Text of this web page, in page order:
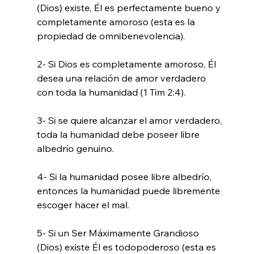
(Dios) existe, Él es perfectamente bueno y
completamente amoroso (esta es la
propiedad de omnibenevolencia).
2- Si Dios es completamente amoroso, Él
desea una relación de amor verdadero
con toda la humanidad (1 Tim 2:4).
3- Si se quiere alcanzar el amor verdadero,
toda la humanidad debe poseer libre
albedrío genuino.
4- Si la humanidad posee libre albedrío,
entonces la humanidad puede libremente
escoger hacer el mal.
5- Si un Ser Máximamente Grandioso
(Dios) existe Él es todopoderoso (esta es